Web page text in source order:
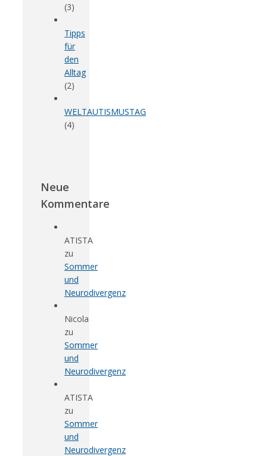
(3)
Tipps
für
den
Alltag
(2)
WELTAUTISMUSTAG
(4)
Neue
Kommentare
ATISTA
zu
Sommer
und
Neurodivergenz
Nicola
zu
Sommer
und
Neurodivergenz
ATISTA
zu
Sommer
und
Neurodivergenz